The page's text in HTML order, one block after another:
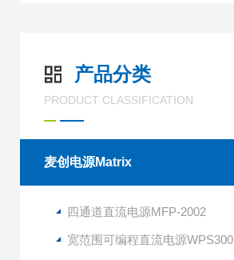
产品分类
PRODUCT CLASSIFICATION
麦创电源Matrix
四通道直流电源MFP-2002
宽范围可编程直流电源WPS300S-80-6